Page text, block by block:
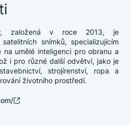
založená v roce 2013, je
snímků, specializujícím
umělé inteligenci pro obranu a
i pro různé další odvětví, jako je
strojírenství, ropa a
životního prostředí.